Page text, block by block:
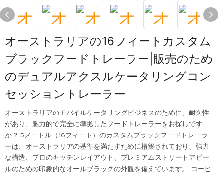
オーストラリアの16フィートカスタム
ブラックフードトレーラー|販売のため
のデュアルアクスルケータリングコン
セッショントレーラー
オーストラリアのモバイルケータリングビジネスのために、耐久性
があり、魅力的で完全に準拠したフードトレーラーをお探しです
か？ 5メートル（16フィート）のカスタムブラックフードトレーラ
ーは、オーストラリアの基準を満たすために構築されており、強力
な構造、プロのキッチンレイアウト、プレミアムストリートアピー
ルのための印象的なオールブラックの外観を備えています。 コーヒ